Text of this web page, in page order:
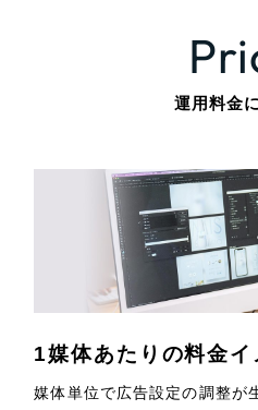
運用料金
1媒体あたりの料金イ
媒体単位で広告設定の調整が